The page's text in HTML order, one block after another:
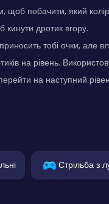
щоб побачити, який
дротик вгору.
тобі очки, але
на рівень.
на наступний
Стрільба з